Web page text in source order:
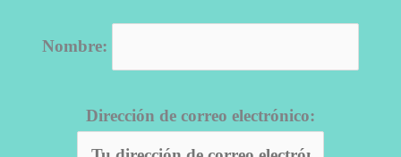
Nombre:
Dirección de correo electrónico: